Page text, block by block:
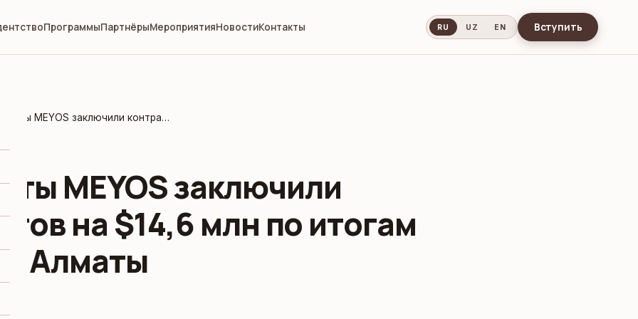
ПрограммыПартнёрыМероприятияНовостиКонтакты RU UZ EN Вступить
Резиденты MEYOS заключили контрактов на $14,6 млн по итогам миссии в Алматы
MEYOS заключили
на $14,6 млн по итогам
Алматы